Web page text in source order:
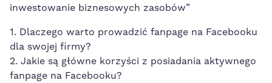
inwestowanie ⁤biznesowych zasobów”
1. Dlaczego ⁤warto prowadzić fanpage ⁣na Facebooku
dla ‌swojej firmy?
2. Jakie są główne ‌korzyści z posiadania ​aktywnego
fanpage na‌ Facebooku?